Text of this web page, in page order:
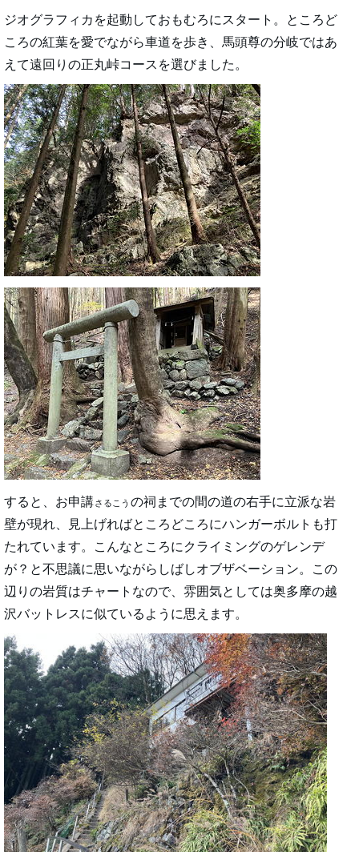
ジオグラフィカを起動しておもむろにスタート。ところど
ころの紅葉を愛でながら車道を歩き、馬頭尊の分岐ではあ
えて遠回りの正丸峠コースを選びました。
すると、お申講さるこう の祠までの間の道の右手に立派な岩
壁が現れ、見上げればところどころにハンガーボルトも打
たれています。こんなところにクライミングのゲレンデ
が？と不思議に思いながらしばしオブザベーション。この
辺りの岩質はチャートなので、雰囲気としては奥多摩の越
沢バットレスに似ているように思えます。